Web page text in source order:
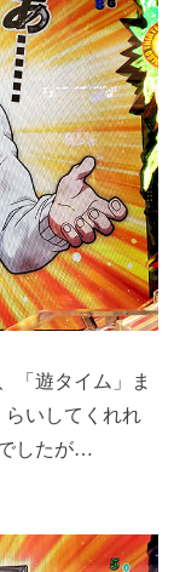
「遊タイム」ま
らいしてくれれ
したが…